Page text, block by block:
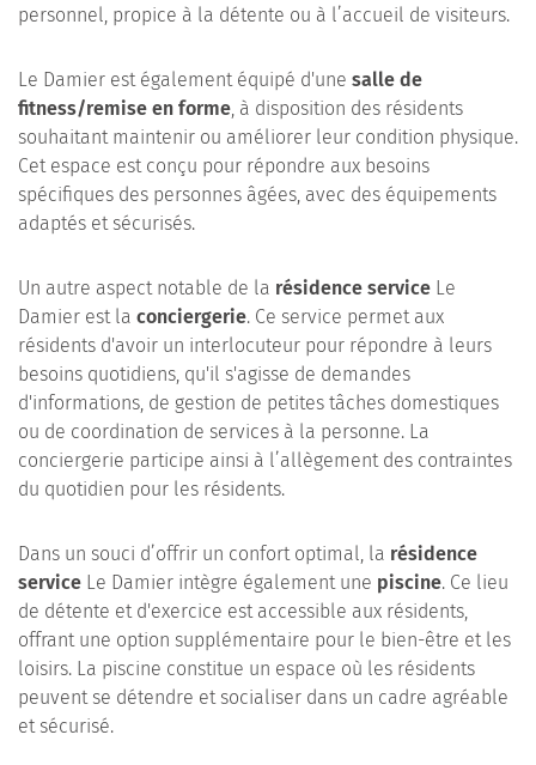
personnel, propice à la détente ou à l’accueil de visiteurs.
Le Damier est également équipé d'une salle de
fitness/remise en forme, à disposition des résidents
souhaitant maintenir ou améliorer leur condition physique.
Cet espace est conçu pour répondre aux besoins
spécifiques des personnes âgées, avec des équipements
adaptés et sécurisés.
Un autre aspect notable de la résidence service Le
Damier est la conciergerie. Ce service permet aux
résidents d'avoir un interlocuteur pour répondre à leurs
besoins quotidiens, qu'il s'agisse de demandes
d'informations, de gestion de petites tâches domestiques
ou de coordination de services à la personne. La
conciergerie participe ainsi à l’allègement des contraintes
du quotidien pour les résidents.
Dans un souci d’offrir un confort optimal, la résidence
service Le Damier intègre également une piscine. Ce lieu
de détente et d'exercice est accessible aux résidents,
offrant une option supplémentaire pour le bien-être et les
loisirs. La piscine constitue un espace où les résidents
peuvent se détendre et socialiser dans un cadre agréable
et sécurisé.